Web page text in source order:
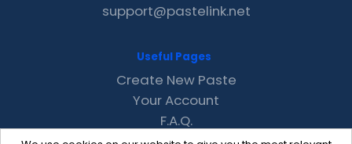
support@pastelink.net
Useful Pages
Create New Paste
Your Account
F.A.Q.